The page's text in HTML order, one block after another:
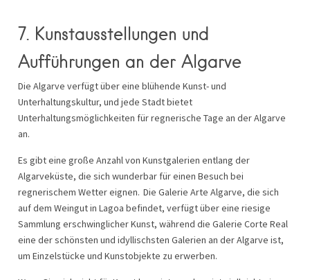
7. Kunstausstellungen und
Aufführungen an der Algarve
Die Algarve verfügt über eine blühende Kunst- und
Unterhaltungskultur, und jede Stadt bietet
Unterhaltungsmöglichkeiten für regnerische Tage an der Algarve
an.
Es gibt eine große Anzahl von Kunstgalerien entlang der
Algarveküste, die sich wunderbar für einen Besuch bei
regnerischem Wetter eignen. Die Galerie Arte Algarve, die sich
auf dem Weingut in Lagoa befindet, verfügt über eine riesige
Sammlung erschwinglicher Kunst, während die Galerie Corte Real
eine der schönsten und idyllischsten Galerien an der Algarve ist,
um Einzelstücke und Kunstobjekte zu erwerben.